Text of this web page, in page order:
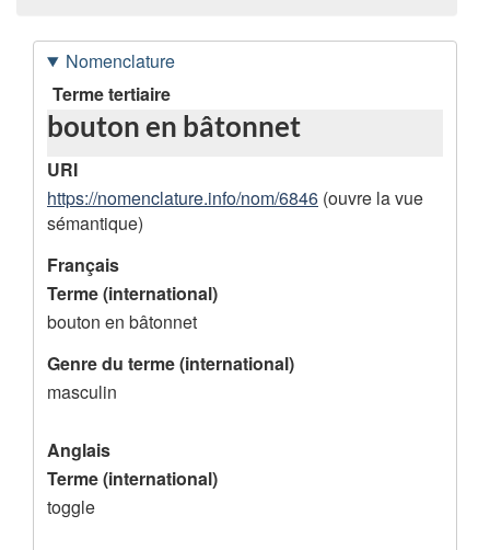
Nomenclature
D
o
n
n
é
e
s
d
e
l
'
e
n
Terme tertiaire
bouton en bâtonnet
URI
https://nomenclature.info/nom/6846 (ouvre la vue
sémantique)
Français
Terme (international)
bouton en bâtonnet
Genre du terme (international)
masculin
Anglais
Terme (international)
toggle